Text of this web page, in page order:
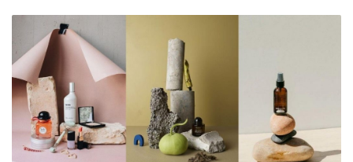
LENGKAP AI>>>
Iklan Promosi Contoh Desain Iklan
Hotel – Travelolur